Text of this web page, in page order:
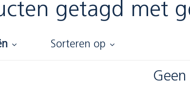
getagd met
Sorteren op